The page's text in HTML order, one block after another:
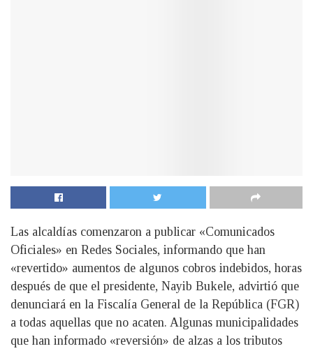
Las alcaldías comenzaron a publicar «Comunicados
Oficiales» en Redes Sociales, informando que han
«revertido» aumentos de algunos cobros indebidos, horas
después de que el presidente, Nayib Bukele, advirtió que
denunciará en la Fiscalía General de la República (FGR)
a todas aquellas que no acaten. Algunas municipalidades
que han informado «reversión» de alzas a los tributos